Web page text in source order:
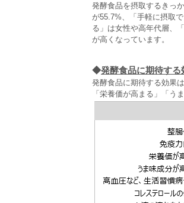
発酵食品を摂取するきっ
が55.7%、「手軽に摂取
る」は女性や高年代層、
が高くなっています。
◆発酵食品に期待する
発酵食品に期待する効果
「栄養価が高まる」「う